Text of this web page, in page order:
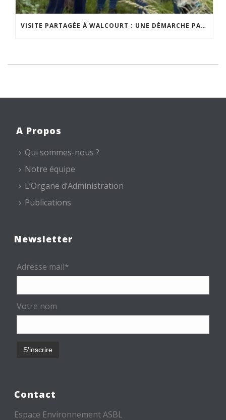
VISITE PARTAGÉE À WALCOURT : UNE DÉMARCHE PARTICIPATIVE ANIMÉE PAR ESPACE ENVIRONNEMENT
A Propos
Qui sommes-nous ?
Notre équipe
L’Organe d’Administration
Publications
Newsletter
Adresse mail*
Votre nom
Contact
Espace Environnement ASBL